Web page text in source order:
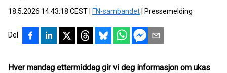
18.5.2026 14:43:18 CEST FN-sambandet Pressemelding
Del
Hver mandag ettermiddag gir vi deg informasjon om ukas